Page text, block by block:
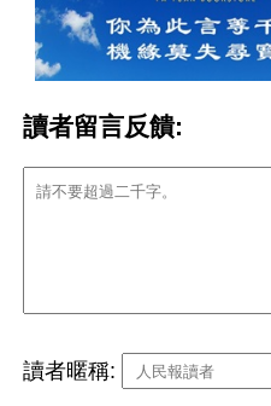
讀者留言反饋:
讀者暱稱: